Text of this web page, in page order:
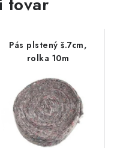
Pás plstený š.7cm,
rolka 10m